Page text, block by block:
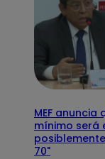
MEF
mínimo será
70"